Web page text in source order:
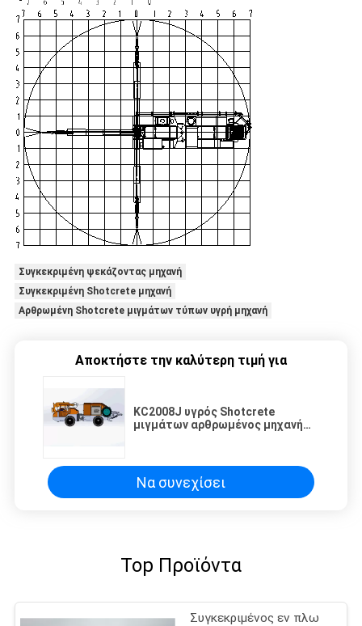
Συγκεκριμένη ψεκάζοντας μηχανή
Συγκεκριμένη Shotcrete μηχανή
Αρθρωμένη Shotcrete μιγμάτων τύπων υγρή μηχανή
Αποκτήστε την καλύτερη τιμή για
KC2008J υγρός Shotcrete
μιγμάτων αρθρωμένος μηχανή
Να συνεχίσει
Top Προϊόντα
Συγκεκριμένος εν πλω